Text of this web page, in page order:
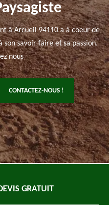
à Arcueil 94110 a à coeur de
son savoir faire et sa passion.
nous
CONTACTEZ-NOUS !
GRATUIT